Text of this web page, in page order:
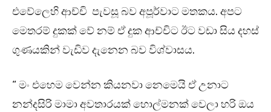
එවේලෙහි ආච්චි පැවසූ බව අපූර්වාට මතකය. අපට
මෙතරම් දුකක් වේ නම් ඒ දුක ආච්චිට ඊට වඩා සිය දහස්
ගුණයකින් වැඩිව දැනෙන බව විශ්වාසය.
“ මං එහෙම වෙන්න කියනවා නෙමෙයි ඒ උනාට
නන්දසිරි මාමා අවතාරයක් හොල්මනක් වෙලා හරි ඔය